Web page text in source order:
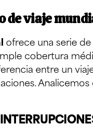
de viaje
ofrece una serie de
cobertura
entre un
Analicemos